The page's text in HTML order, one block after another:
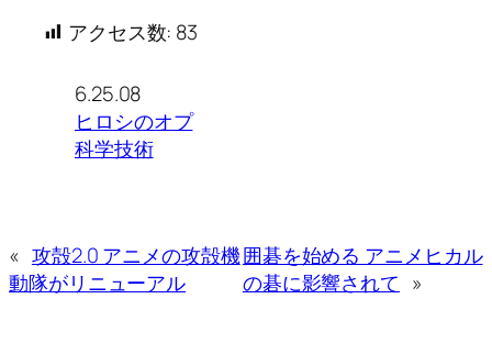
アクセス数: 83
6.25.08
ヒロシのオプ
科学技術
« 攻殻2.0 アニメの攻殻機
動隊がリニューアル
囲碁を始める アニメヒカル
の碁に影響されて »